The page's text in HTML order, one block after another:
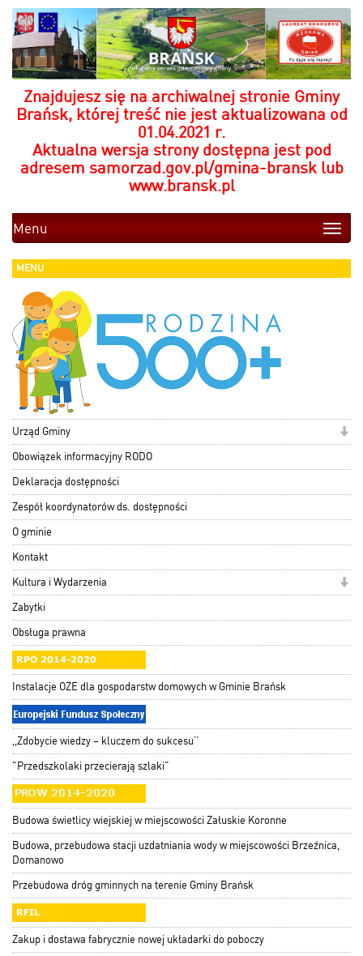
Znajdujesz się na archiwalnej stronie Gminy
Brańsk, której treść nie jest aktualizowana od
01.04.2021 r.
Aktualna wersja strony dostępna jest pod
adresem samorzad.gov.pl/gmina-bransklub
www.bransk.pl
Toggle
Menu
MENU
Urząd Gminy
Obowiązek informacyjny RODO
Deklaracja dostępności
Zespół koordynatorów ds. dostępności
O gminie
Kontakt
Kultura i Wydarzenia
Zabytki
Obsługa prawna
Instalacje OZE dla gospodarstw domowych w Gminie Brańsk
,,Zdobycie wiedzy – kluczem do sukcesu’’
"Przedszkolaki przecierają szlaki"
Budowa świetlicy wiejskiej w miejscowości Załuskie Koronne
Budowa, przebudowa stacji uzdatniania wody w miejscowości Brzeźnica,
Domanowo
Przebudowa dróg gminnych na terenie Gminy Brańsk
Zakup i dostawa fabrycznie nowej układarki do poboczy